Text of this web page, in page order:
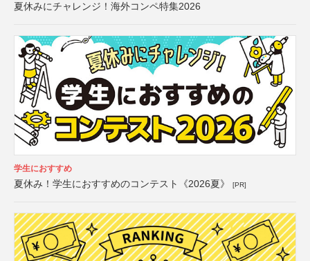
夏休みにチャレンジ！海外コンペ特集2026
学生におすすめ
夏休み！学生におすすめのコンテスト《2026夏》 [PR]